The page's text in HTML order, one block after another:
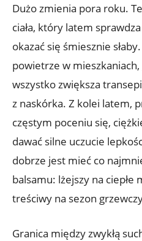
Dużo zmienia pora roku.
ciała, który latem
okazać się śmiesznie
powietrze w
wszystko zwiększa
z naskórka. Z kolei latem,
częstym poceniu się,
dawać silne uczucie
dobrze jest mieć co
balsamu: lżejszy na ciepłe
treściwy na sezon
Granica między zwykłą